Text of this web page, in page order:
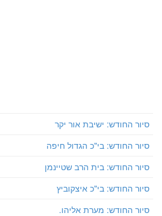
סיור החודש: ישיבת אור יקר
סיור החודש: בי"כ הגדול חיפה
סיור החודש: בית הרב שטיינמן
סיור החודש: בי"כ איצקוביץ
סיור החודש: מערת אליהו.